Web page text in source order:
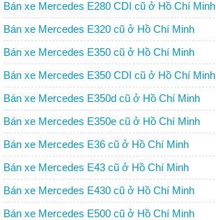
Bán xe Mercedes E280 CDI cũ ở Hồ Chí Minh
Bán xe Mercedes E320 cũ ở Hồ Chí Minh
Bán xe Mercedes E350 cũ ở Hồ Chí Minh
Bán xe Mercedes E350 CDI cũ ở Hồ Chí Minh
Bán xe Mercedes E350d cũ ở Hồ Chí Minh
Bán xe Mercedes E350e cũ ở Hồ Chí Minh
Bán xe Mercedes E36 cũ ở Hồ Chí Minh
Bán xe Mercedes E43 cũ ở Hồ Chí Minh
Bán xe Mercedes E430 cũ ở Hồ Chí Minh
Bán xe Mercedes E500 cũ ở Hồ Chí Minh